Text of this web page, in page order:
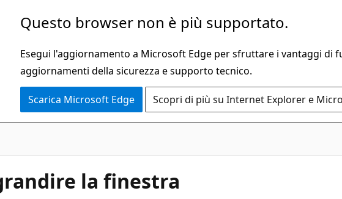
Questo browser non è più supportato.
Esegui l'aggiornamento a Microsoft Edge per sfruttare i vantaggi di
aggiornamenti della sicurezza e supporto tecnico.
Scarica Microsoft Edge Scopri di più su Internet Explorer e
la finestra